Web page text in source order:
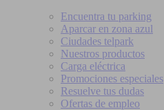
Encuentra tu parking
Aparcar en zona azul
Ciudades telpark
Nuestros productos
Carga eléctrica
Promociones especiales
Resuelve tus dudas
Ofertas de empleo